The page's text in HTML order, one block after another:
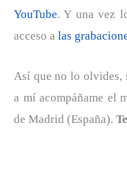
YouTube. Y una vez
acceso a las
Así que no lo olvides,
a mí acompáñame el
de Madrid (España).